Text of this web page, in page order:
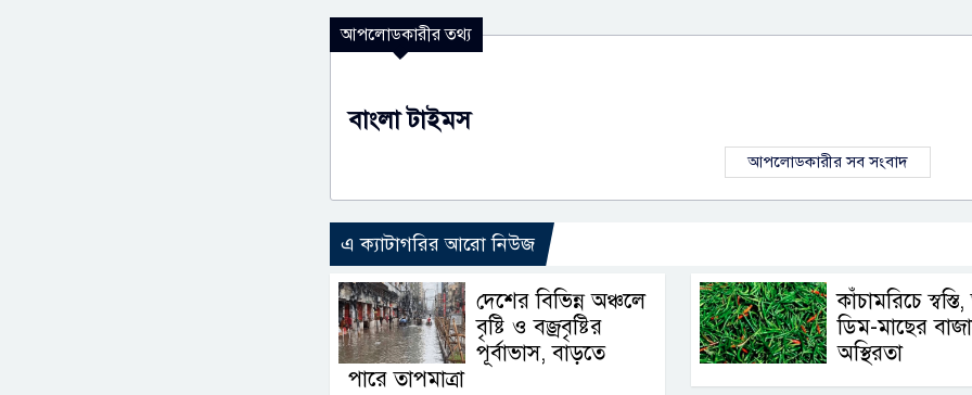
আপলোডকারীর তথ্য
বাংলা টাইমস
আপলোডকারীর সব সংবাদ
এ ক্যাটাগরির আরো নিউজ
দেশের বিভিন্ন অঞ্চলে
বৃষ্টি ও বজ্রবৃষ্টির
পূর্বাভাস, বাড়তে
পারে তাপমাত্রা
কাঁচামরিচে
ডিম-মাছের
অস্থিরতা